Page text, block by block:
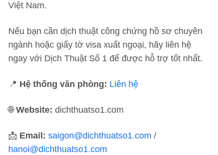
Việt Nam.
Nếu bạn cần dịch thuật công chứng hồ sơ chuyên
ngành hoặc giấy tờ visa xuất ngoại, hãy liên hệ
ngay với Dịch Thuật Số 1 để được hỗ trợ tốt nhất.
📍 Hệ thống văn phòng: Liên hệ
🌐Website: dichthuatso1.com
📩 Email: saigon@dichthuatso1.com /
hanoi@dichthuatso1.com